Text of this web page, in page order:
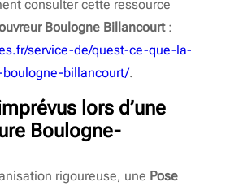
consulter cette ressource
Boulogne Billancourt:
service-de/quest-ce-que-la-
billancourt/.
lors d’une
Boulogne-
rigoureuse, une Pose